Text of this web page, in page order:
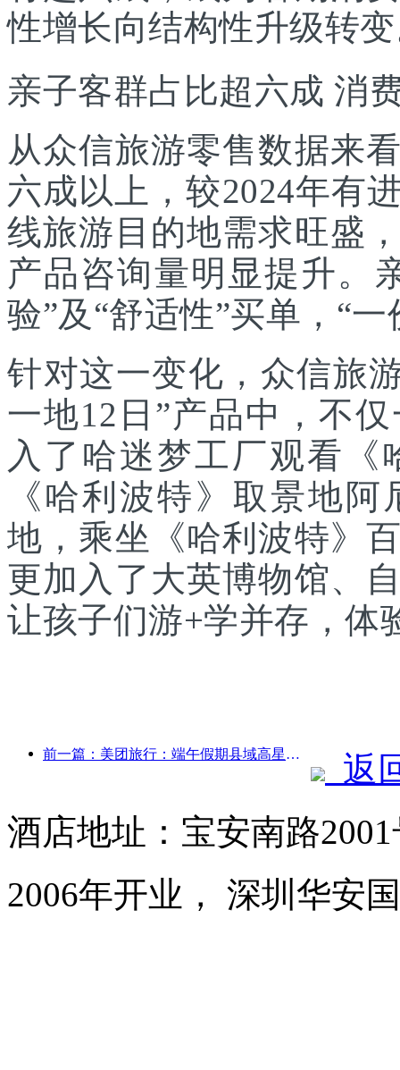
性增长向结构性升级转
亲子客群占比超六成 消
从众信旅游零售数据来
六成以上，较2024年有
线旅游目的地需求旺盛
产品咨询量明显提升。
验”及“舒适性”买单，“
针对这一变化，众信旅
一地12日”产品中，不
入了哈迷梦工厂观看
《哈利波特》取景地
地，乘坐《哈利波特》
更加入了大英博物馆、
让孩子们游+学并存，体
前一篇：美团旅行：端午假期县域高星酒店预订火热，亲子家庭成主力
返
酒店地址：宝安南路
2006年开业， 深圳华